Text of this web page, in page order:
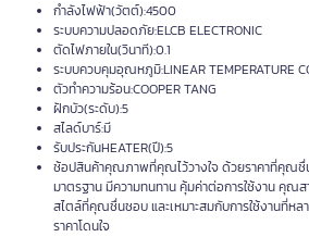
กำลังไฟฟ้า(วัตต์):4500
ระบบความปลอดภัย:ELCB ELECTRONIC
ตัดไฟภายใน(วินาที):0.1
ระบบควบคุมอุณหภูมิ:LINEAR TEMPERATURE
ตัวทำความร้อน:COOPER TANG
ฝักบัว(ระดับ):5
สไลด์บาร์:มี
รับประกันHEATER(ปี):5
ช้อปสินค้าคุณภาพที่คุณไว้วางใจ ด้วยราคาที่คุณชื่
มาตรฐาน มีความทนทาน คุ้มค่าต่อการใช้งาน คุณ
สไตล์ที่คุณชื่นชอบ และเหมาะสมกับการใช้งานที่หล
ราคาโดนใจ